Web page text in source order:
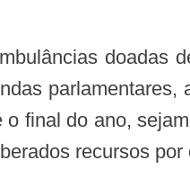
final do ano,
recursos